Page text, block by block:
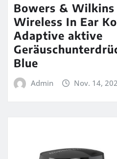
Bowers & Wilkins
Wireless In Ear
Adaptive aktive
Blue
Admin Nov. 14,